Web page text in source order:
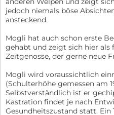
jedoch niemals böse
ansteckend.
Mogli hat auch schon erste
gehabt und zeigt sich hier
Zeitgenosse, der gerne neue
Mogli wird voraussichtlich
(Schulterhöhe gemessen am
Selbstverständlich ist er
Kastration findet je nach
Gesundheitszustand statt. Ein